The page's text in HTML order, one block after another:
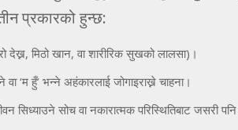
प्रकारको हुन्छ:
देख्न, मिठो खान, वा शारीरिक सुखको लालसा)।
‘म हुँ’ भन्ने अहंकारलाई जोगाइराख्ने चाहना।
सिध्याउने सोच वा नकारात्मक परिस्थितिबाट जसरी